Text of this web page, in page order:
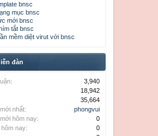
bnsc
mục bnsc
mới bnsc
tắt bnsc
mềm diệt virut với bnsc
đàn
3,940
18,942
35,664
nhất:
phongvui
hôm nay:
0
nay:
0